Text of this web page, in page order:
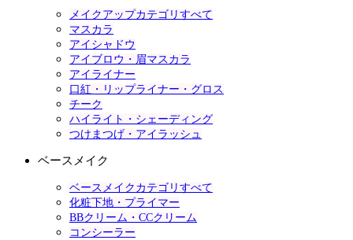
メイクアップカテゴリすべて
マスカラ
アイシャドウ
アイブロウ・眉マスカラ
アイライナー
口紅・リップライナー・グロス
チーク
ハイライト・シェーディング
つけまつげ・アイラッシュ
ベースメイク
ベースメイクカテゴリすべて
化粧下地・プライマー
BBクリーム・CCクリーム
コンシーラー